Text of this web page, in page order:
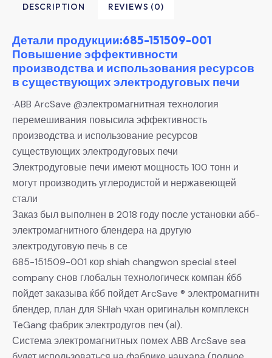
DESCRIPTION REVIEWS (0)
Детали продукции:685-151509-001
Повышение эффективности
производства и использования ресурсов
в существующих электродуговых печи
·ABB ArcSave @электромагнитная технология
перемешивания повысила эффективность
производства и использование ресурсов
существующих электродуговых печи
Электродуговые печи имеют мощность 100 тонн и
могут производить углеродистой и нержавеющей
стали
Заказ был выполнен в 2018 году после установки абб-
электромагнитного блендера на другую
электродуговую печь в се
685-151509-001 кор shiah changwon special steel
company снов глобальн технологическ компан ќбб
пойдет заказыва ќбб пойдет ArcSave ® электромагнитн
блендер, план для SHlah чхан оригинальн комплексн
TeGang фабрик электродугов печ (al).
Система электромагнитных помех ABB ArcSave sea